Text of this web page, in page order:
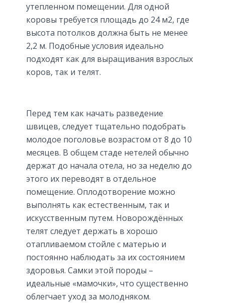
утепленном помещении. Для одной
коровы требуется площадь до 24 м2, где
высота потолков должна быть не менее
2,2 м. Подобные условия идеально
подходят как для выращивания взрослых
коров, так и телят.
Перед тем как начать разведение
швицев, следует тщательно подобрать
молодое поголовье возрастом от 8 до 10
месяцев. В общем стаде нетелей обычно
держат до начала отела, но за неделю до
этого их переводят в отдельное
помещение. Оплодотворение можно
выполнять как естественным, так и
искусственным путем. Новорождённых
телят следует держать в хорошо
отапливаемом стойле с матерью и
постоянно наблюдать за их состоянием
здоровья. Самки этой породы –
идеальные «мамочки», что существенно
облегчает уход за молодняком.